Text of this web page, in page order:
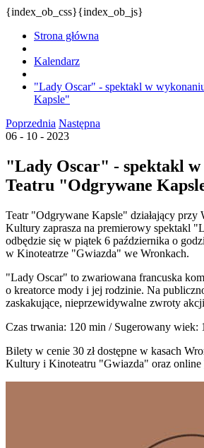
{index_ob_css}{index_ob_js}
Strona główna
Kalendarz
"Lady Oscar" - spektakl w
Kapsle"
Poprzednia Następna
06 - 10 - 2023
"Lady Oscar" - spektakl w
Teatru "Odgrywane
Teatr "Odgrywane Kapsle" działający przy
Kultury zaprasza na premierowy spektakl
odbędzie się w piątek 6 października o
w Kinoteatrze "Gwiazda" we Wronkach.
"Lady Oscar" to zwariowana francuska
o kreatorce mody i jej rodzinie. Na
zaskakujące, nieprzewidywalne zwroty
Czas trwania: 120 min / Sugerowany wiek:
Bilety w cenie 30 zł dostępne w kasach
Kultury i Kinoteatru "Gwiazda" oraz online